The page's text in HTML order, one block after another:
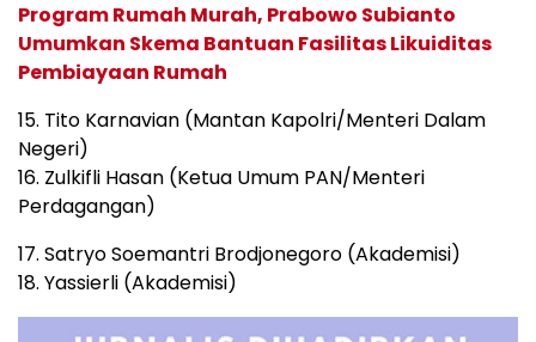
Program Rumah Murah, Prabowo Subianto
Umumkan Skema Bantuan Fasilitas Likuiditas
Pembiayaan Rumah
15. Tito Karnavian (Mantan Kapolri/Menteri Dalam
Negeri)
16. Zulkifli Hasan (Ketua Umum PAN/Menteri
Perdagangan)
17. Satryo Soemantri Brodjonegoro (Akademisi)
18. Yassierli (Akademisi)